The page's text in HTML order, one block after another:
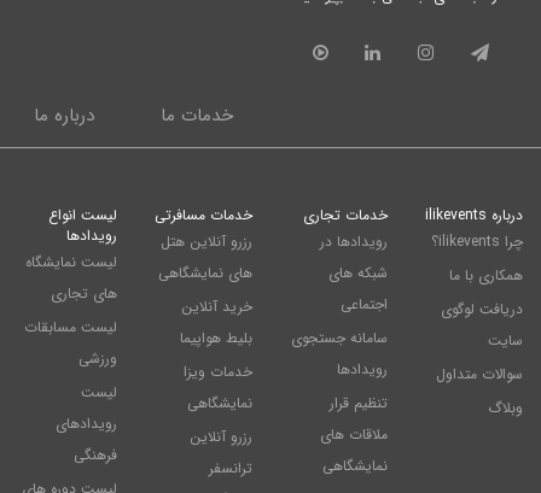
درباره ما خدمات ما
درباره ilikevents
چرا ilikevents؟
همکاری با ما
دریافت لوگوی
سایت
سوالات متداول
وبلاگ
خدمات تجاری
رویدادها در
شبکه های
اجتماعی
سامانه جستجوی
رویدادها
تنظیم قرار
ملاقات های
نمایشگاهی
خدمات مسافرتی
رزرو آنلاین هتل
های نمایشگاهی
خرید آنلاین
بلیط هواپیما
خدمات ویزا
نمایشگاهی
رزرو آنلاین
ترانسفر
لیست انواع
رویدادها
لیست نمایشگاه
های تجاری
لیست مسابقات
ورزشی
لیست
رویدادهای
فرهنگی